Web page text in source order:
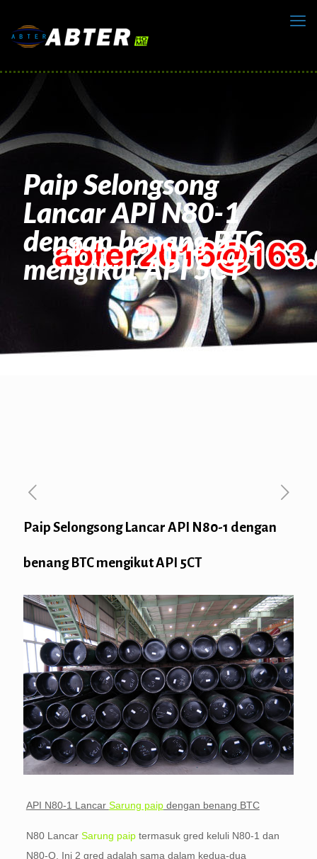
Paip Selongsong
Lancar API N80-1
dengan benang BTC
mengikut API 5CT
Paip Selongsong Lancar API N80-1 dengan
benang BTC mengikut API 5CT
API N80-1 Lancar Sarung paipdengan benang BTC
N80 Lancar Sarung paiptermasuk gred keluli N80-1 dan
N80-Q. Ini 2 gred adalah sama dalam kedua-dua